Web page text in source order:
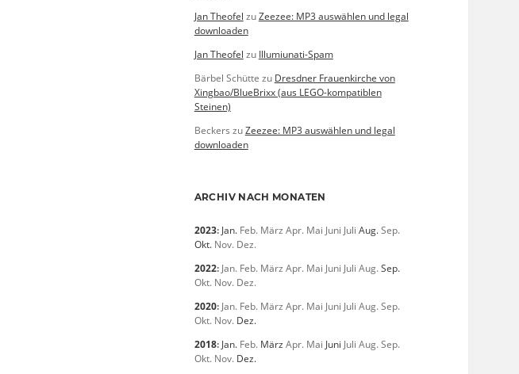
Jan Theofel zuZeezee: MP3 auswählen und legal
downloaden
Jan Theofel zu Illumiunati-Spam
Bärbel Schütte zu Dresdner Frauenkirche von
Xingbao/BlueBrixx (aus LEGO-kompatiblen
Steinen)
Beckers zuZeezee: MP3 auswählen und legal
downloaden
ARCHIV NACH MONATEN
2023: Jan. Feb. März Apr. Mai Juni Juli Aug.Sep.
Okt. Nov. Dez.
2022: Jan. Feb. März Apr. Mai Juni Juli Aug.Sep.
Okt. Nov. Dez.
2020: Jan. Feb. März Apr. Mai Juni Juli Aug.Sep.
Okt. Nov. Dez.
2018: Jan. Feb. März Apr. Mai Juni Juli Aug.Sep.
Okt. Nov. Dez.